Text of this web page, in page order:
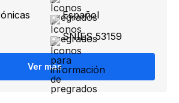
Español
SNIES 53159
Ver más